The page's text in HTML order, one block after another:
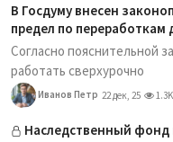
В Госдуму внесен
предел по переработкам
Согласно пояснительной
работать сверхурочно
Иванов Петр 22 дек, 25 1.3K
Наследственный фонд